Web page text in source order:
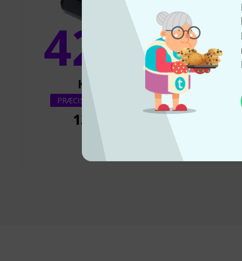
42%
KØBT
PRÆCIS DENNE VARE
135 kr